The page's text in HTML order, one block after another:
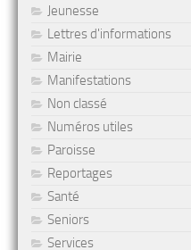
Jeunesse
Lettres d'informations
Mairie
Manifestations
Non classé
Numéros utiles
Paroisse
Reportages
Santé
Seniors
Services